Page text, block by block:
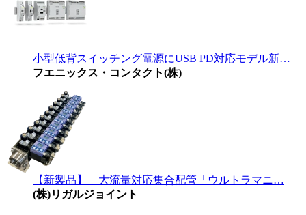
小型低背スイッチング電源にUSB PD対応モデル新…
フエニックス・コンタクト(株)
【新製品】 大流量対応集合配管「ウルトラマニ…
(株)リガルジョイント